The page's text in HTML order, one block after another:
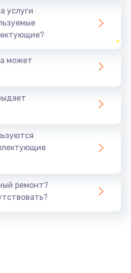
1200 руб.
Заказать
заварочного блока
Заказать
от 800 руб.
Заказать
услуги
может
ремонт?